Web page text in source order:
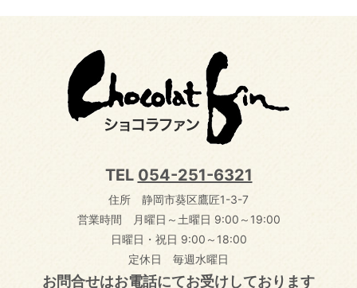
TEL 054-251-6321
住所 静岡市葵区鷹匠1-3-7
営業時間 月曜日～土曜日 9:00～19:00
日曜日・祝日 9:00～18:00
定休日 毎週水曜日
お問合せはお電話にてお受けしております